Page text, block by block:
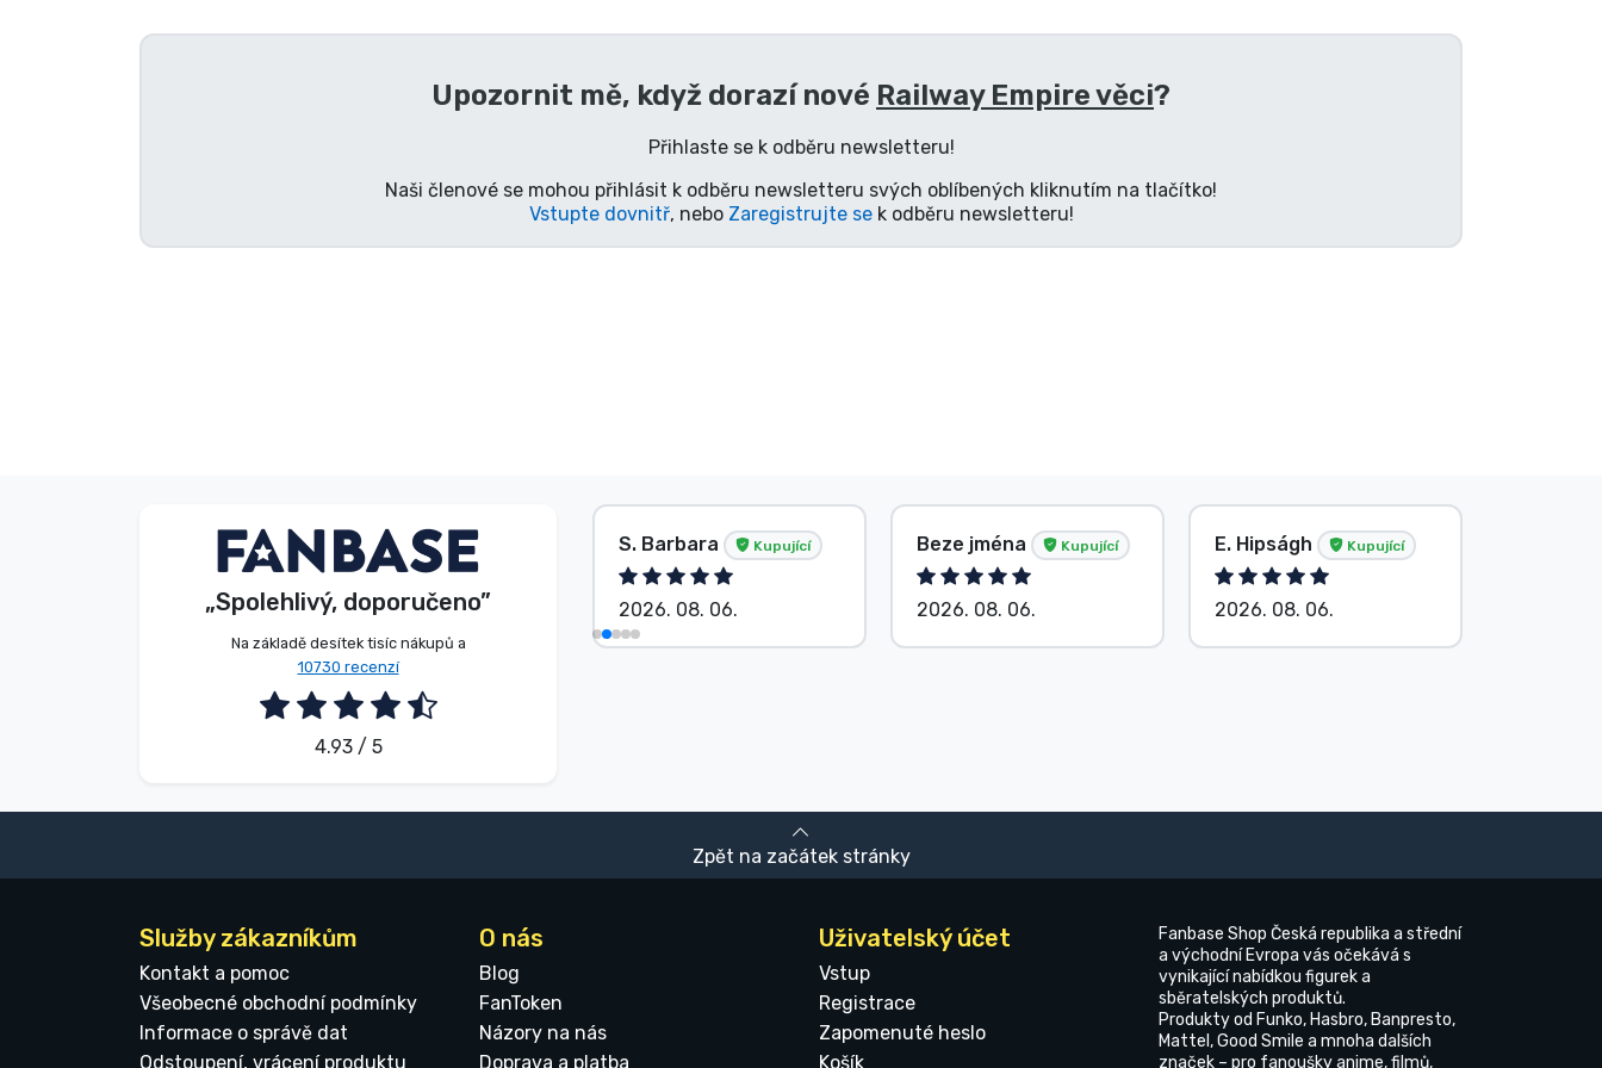
Upozornit mě, když dorazí nové Railway Empire věci?
Přihlaste se k odběru newsletteru!
Naši členové se mohou přihlásit k odběru newsletteru svých oblíbených kliknutím na tlačítko!
Vstupte dovnitř, nebo Zaregistrujte sek odběru newsletteru!
„Spolehlivý, doporučeno”
Na základě desítek tisíc nákupů a
10730 recenzí
4.93 / 5
V. Éva Kupující
2026. 08. 06.
S. Barbara Kupující
2026. 08. 06.
Beze jména Kupující
2026. 08. 06.
E. Hipságh Kupující
2026. 08. 06.
Zpět na začátek stránky
Služby zákazníkům
Kontakt a pomoc
Všeobecné obchodní podmínky
Informace o správě dat
Odstoupení, vrácení produktu
O nás
Blog
FanToken
Názory na nás
Doprava a platba
Uživatelský účet
Vstup
Registrace
Zapomenuté heslo
Košík
Fanbase Shop Česká republika a střední
a východní Evropa vás očekává s
vynikající nabídkou figurek a
sběratelských produktů.
Produkty od Funko, Hasbro, Banpresto,
Mattel, Good Smile a mnoha dalších
značek – pro fanoušky anime, filmů,
Seriálové věci
Anime věci